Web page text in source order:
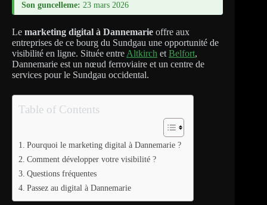
Son guncelleme: 23 mars 2026
Le marketing digital à Dannemarie offre aux
entreprises de ce bourg du Sundgau une opportunité de
visibilité en ligne. Située entre Altkirch et Belfort,
Dannemarie est un nœud ferroviaire et un centre de
services pour le Sundgau occidental.
Table of Contents
Pourquoi le marketing digital à Dannemarie ?
Comment développer votre visibilité ?
Questions fréquentes
Passez au digital à Dannemarie